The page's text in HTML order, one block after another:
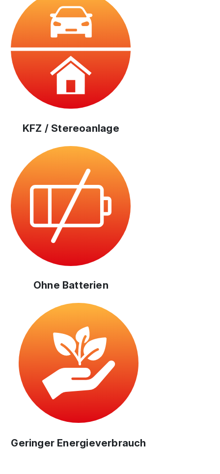
KFZ / Stereoanlage
Ohne Batterien
Geringer Energieverbrauch